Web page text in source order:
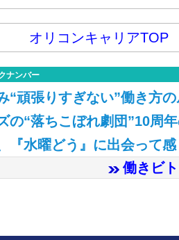
オリコンキャリアTOP
ナンバー
頑張りすぎない”働き方の
“落ちこぼれ劇団”10周
水曜どう』に出会って感
働きビ